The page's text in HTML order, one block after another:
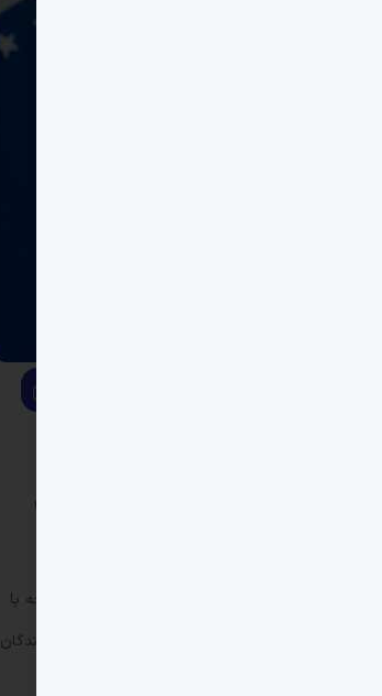
و چت‌بات‌ها اجرا خواهد کرد. لایحه‌ای که با هدف تنظیم
قانون رسمی تبدیل شده است.
، «گاوین نیوسام»، فرماندار کالیفرنیا، لایحه سنا شماره ۲۴۳ را امضا کرده است. سناتور «آنتونی پادیلا» از این لایحه با
یاد کرده است. طبق این قانون جدید، توسعه‌دهندگان
درآورند.